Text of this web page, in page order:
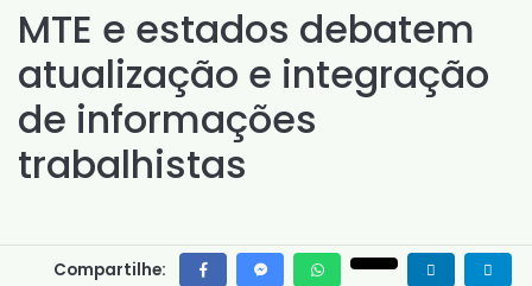
MTE e estados debatem
atualização e integração
de informações
trabalhistas
Compartilhe: